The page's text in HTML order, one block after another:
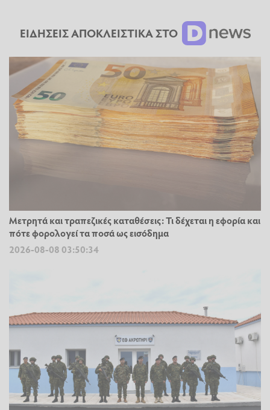
ΕΙΔΗΣΕΙΣ ΑΠΟΚΛΕΙΣΤΙΚΑ ΣΤΟ
Μετρητά και τραπεζικές καταθέσεις: Τι δέχεται η εφορία και
πότε φορολογεί τα ποσά ως εισόδημα
2026-08-08 03:50:34